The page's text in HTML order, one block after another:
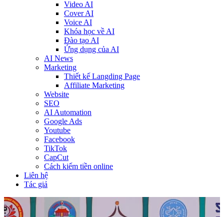
Video AI
Cover AI
Voice AI
Khóa học về AI
Đào tạo AI
Ứng dụng của AI
AI News
Marketing
Thiết kế Langding Page
Affiliate Marketing
Website
SEO
AI Automation
Google Ads
Youtube
Facebook
TikTok
CapCut
Cách kiếm tiền online
Liên hệ
Tác giả